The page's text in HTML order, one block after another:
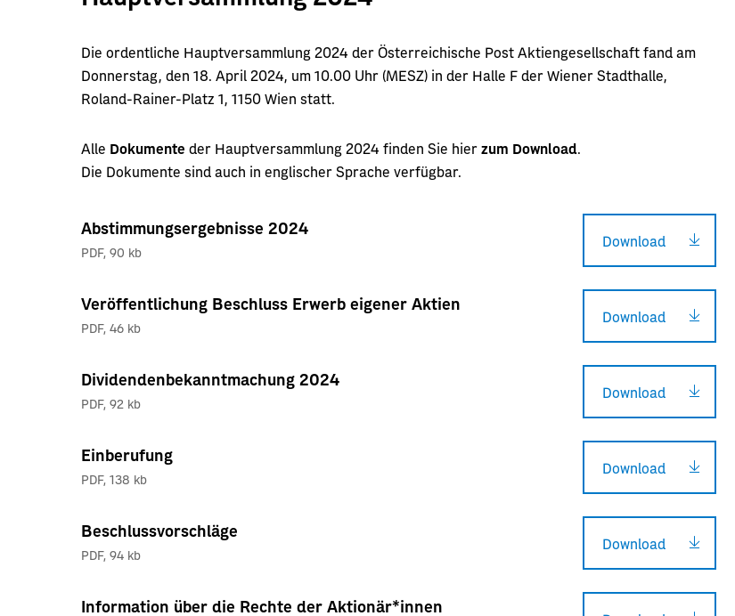
Die ordentliche Hauptversammlung 2024 der Österreichische Post Aktiengesellschaft fand am
Donnerstag, den 18. April 2024, um 10.00 Uhr (MESZ) in der Halle F der Wiener Stadthalle,
Roland-Rainer-Platz 1, 1150 Wien statt.
Alle Dokumenteder Hauptversammlung 2024 finden Sie hierzum Download
Die Dokumente sind auch in englischer Sprache verfügbar.
Abstimmungsergebnisse 2024
PDF,90 kb
Download
Veröffentlichung Beschluss Erwerb eigener Aktien
PDF,46 kb
Download
Dividendenbekanntmachung 2024
PDF,92 kb
Download
Einberufung
PDF,138 kb
Download
Beschlussvorschläge
PDF,94 kb
Download
Information über die Rechte der Aktionär*innen